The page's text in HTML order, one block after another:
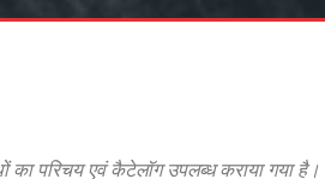
का परिचय एवं कैटेलॉग उपलब्ध कराया गया है।